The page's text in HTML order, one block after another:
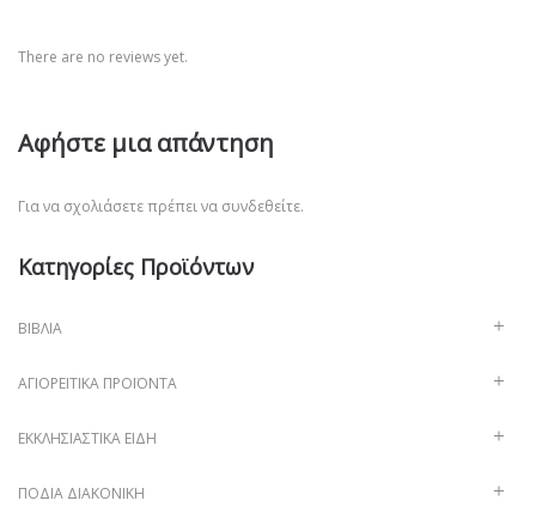
There are no reviews yet.
Αφήστε μια απάντηση
Για να σχολιάσετε πρέπει να συνδεθείτε.
Κατηγορίες Προϊόντων
ΒΙΒΛΊΑ
ΑΓΙΟΡΕΊΤΙΚΑ ΠΡΟΪΌΝΤΑ
ΕΚΚΛΗΣΙΑΣΤΙΚΆ ΕΊΔΗ
ΠΟΔΙΆ ΔΙΑΚΟΝΙΚΉ